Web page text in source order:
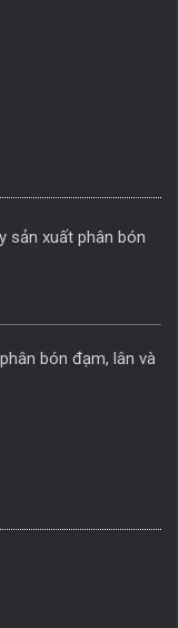
sản xuất phân bón
bón đạm, lân và